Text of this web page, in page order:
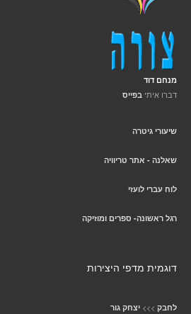
מנחם דוד
דברו איתי בפייס
שיעורי גיטרה
שאלנה - אתר טריוויה
לוח עברי לועזי
רגל ראשונה- ספרים ומוזיקה
דוגמית מדפי היצירות
לחבק >>> יצחק גור